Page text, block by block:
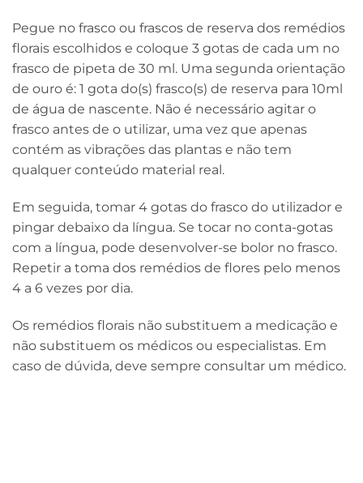
Pegue no frasco ou frascos de reserva dos remédios
florais escolhidos e coloque 3 gotas de cada um no
frasco de pipeta de 30 ml. Uma segunda orientação
de ouro é: 1 gota do(s) frasco(s) de reserva para 10ml
de água de nascente. Não é necessário agitar o
frasco antes de o utilizar, uma vez que apenas
contém as vibrações das plantas e não tem
qualquer conteúdo material real.
Em seguida, tomar 4 gotas do frasco do utilizador e
pingar debaixo da língua. Se tocar no conta-gotas
com a língua, pode desenvolver-se bolor no frasco.
Repetir a toma dos remédios de flores pelo menos
4 a 6 vezes por dia.
Os remédios florais não substituem a medicação e
não substituem os médicos ou especialistas. Em
caso de dúvida, deve sempre consultar um médico.